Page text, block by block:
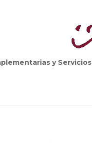
y Servicios